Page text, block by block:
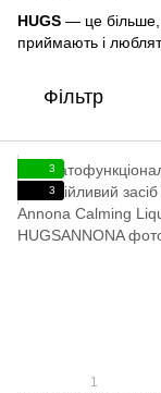
HUGS — це більше,
приймають і
Фільтр
3
3
1